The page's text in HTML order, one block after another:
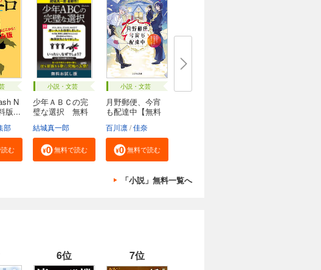
N
版...
部
む
小説・文芸
少年ＡＢＣの完
璧な選択 無料
結城真一郎
無料で読む
小説・文芸
月野郵便、今宵
も配達中【無料
百川凛 佳奈
無料で読む
「小説」無料一覧へ
6位 7位